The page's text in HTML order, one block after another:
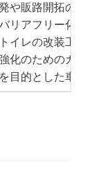
や販路開拓の
リアフリー化工
イレの改装工事
化のためのガス
目的とした車の